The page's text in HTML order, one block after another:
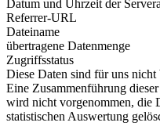
Datum und Uhrzeit der
Referrer-URL
Dateiname
übertragene Datenmenge
Zugriffsstatus
Diese Daten sind für uns nicht
Eine Zusammenführung
wird nicht vorgenommen, die
statistischen Auswertung